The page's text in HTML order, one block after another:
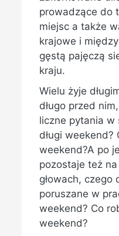
prowadzące do
miejsc a także
krajowe i
gęstą pajęczą
kraju.
Wielu żyje
długo przed
liczne pytania w
długi weekend?
weekend?A po
pozostaje też
głowach,
poruszane w
weekend? Co
weekend?